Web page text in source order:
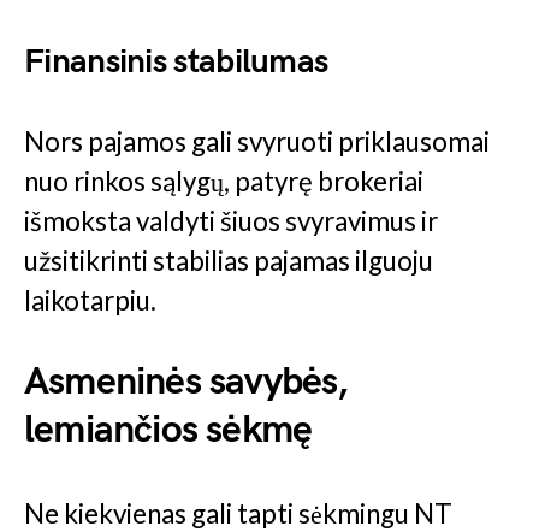
Finansinis stabilumas
Nors pajamos gali svyruoti priklausomai
nuo rinkos sąlygų, patyrę brokeriai
išmoksta valdyti šiuos svyravimus ir
užsitikrinti stabilias pajamas ilguoju
laikotarpiu.
Asmeninės savybės,
lemiančios sėkmę
Ne kiekvienas gali tapti sėkmingu NT